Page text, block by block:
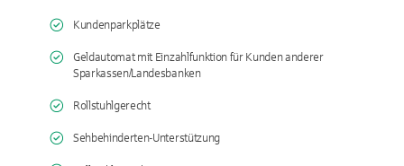
Kundenparkplätze
Geldautomat mit Einzahlfunktion für Kunden anderer
Sparkassen/Landesbanken
Rollstuhlgerecht
Sehbehinderten-Unterstützung